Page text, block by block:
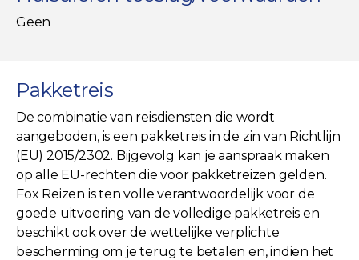
Geen
Pakketreis
De combinatie van reisdiensten die wordt
aangeboden, is een pakketreis in de zin van Richtlijn
(EU) 2015/2302. Bijgevolg kan je aanspraak maken
op alle EU-rechten die voor pakketreizen gelden.
Fox Reizen is ten volle verantwoordelijk voor de
goede uitvoering van de volledige pakketreis en
beschikt ook over de wettelijke verplichte
bescherming om je terug te betalen en, indien het